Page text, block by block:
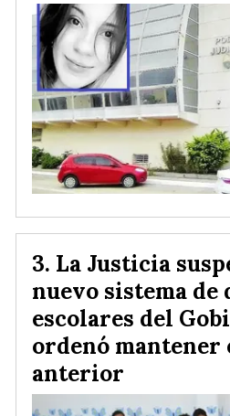
La Justicia
nuevo sistema de
escolares del
ordenó mantener
anterior